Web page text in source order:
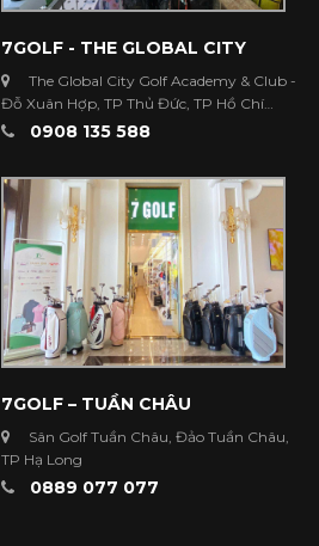
7GOLF - THE GLOBAL CITY
The Global City Golf Academy & Club -
Đỗ Xuân Hợp, TP Thủ Đức, TP Hồ Chí
Minh0908 135 588
7GOLF – TUẦN CHÂU
Sân Golf Tuần Châu, Đảo Tuần Châu,
TP Hạ Long
0889 077 077